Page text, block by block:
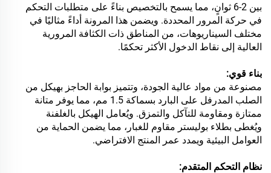
بين 2-6 ثوانٍ، مما يسمح بالتخصيص بناءً على متطلبات التحكم
في حركة المرور المحددة. ويضمن هذا المرونة أداءً مثاليًا في
مختلف السيناريوهات، من المناطق ذات الكثافة المرورية
العالية إلى نقاط الدخول الأكثر تحكمًا.
بناء قوي:
مصنوعة من مواد عالية الجودة، وتتميز بوابة الحاجز بهيكل من
الصلب المدرفل على البارد بسماكة 1.5 مم، مما يوفر متانة
ممتازة ومقاومة للتآكل والتمزق. ويُعامل الهيكل بالغلفنة
ويُغطى بطلاء بوليستر مقاوم للغبار، مما يضمن الحماية من
العوامل البيئية ويمدد عمر المنتج الافتراضي.
نظام التحكم المتقدم: